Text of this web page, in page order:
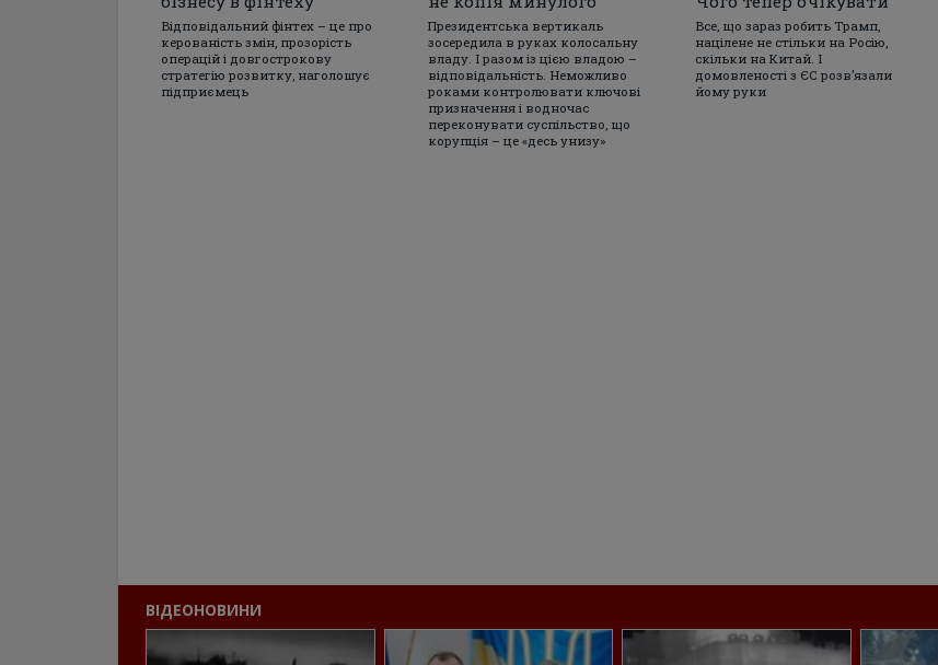
Відповідальний фінтех – це про
керованість змін, прозорість
операцій і довгострокову
стратегію розвитку, наголошує
підприємець
Президентська вертикаль
зосередила в руках колосальну
владу. І разом із цією владою –
відповідальність. Неможливо
роками контролювати ключові
призначення і водночас
переконувати суспільство, що
корупція – це «десь унизу»
Все, що зараз робить Трамп,
націлене не стільки на Росію,
скільки на Китай. І
домовленості з ЄС розвʼязали
йому руки
ВІДЕОНОВИНИ